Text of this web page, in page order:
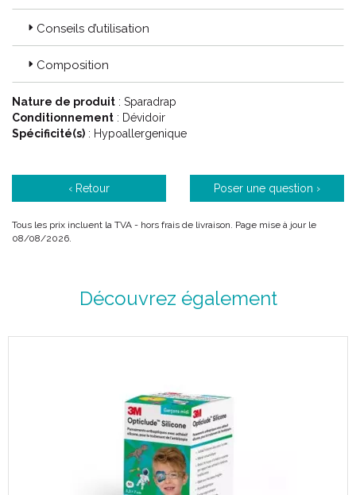
Conseils d’utilisation
Composition
Nature de produit : Sparadrap
Conditionnement : Dévidoir
Spécificité(s) : Hypoallergenique
‹ Retour Poser une question ›
Tous les prix incluent la TVA - hors frais de livraison. Page mise à jour le
08/08/2026.
Découvrez également